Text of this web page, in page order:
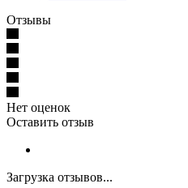
Отзывы
Нет оценок
Оставить отзыв
Загрузка отзывов...